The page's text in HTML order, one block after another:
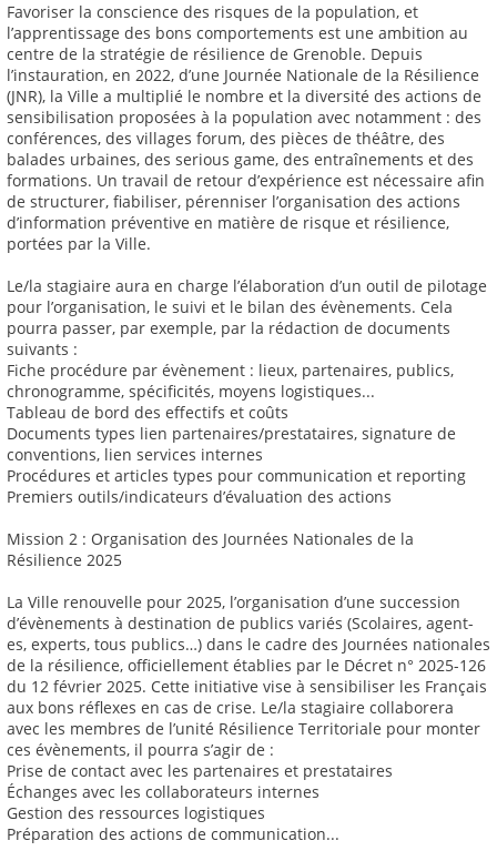
Favoriser la conscience des risques de la population, et
l’apprentissage des bons comportements est une ambition au
centre de la stratégie de résilience de Grenoble. Depuis
l’instauration, en 2022, d’une Journée Nationale de la Résilience
(JNR), la Ville a multiplié le nombre et la diversité des actions de
sensibilisation proposées à la population avec notamment : des
conférences, des villages forum, des pièces de théâtre, des
balades urbaines, des serious game, des entraînements et des
formations. Un travail de retour d’expérience est nécessaire afin
de structurer, fiabiliser, pérenniser l’organisation des actions
d’information préventive en matière de risque et résilience,
portées par la Ville.
Le/la stagiaire aura en charge l’élaboration d’un outil de pilotage
pour l’organisation, le suivi et le bilan des évènements. Cela
pourra passer, par exemple, par la rédaction de documents
suivants :
Fiche procédure par évènement : lieux, partenaires, publics,
chronogramme, spécificités, moyens logistiques...
Tableau de bord des effectifs et coûts
Documents types lien partenaires/prestataires, signature de
conventions, lien services internes
Procédures et articles types pour communication et reporting
Premiers outils/indicateurs d’évaluation des actions
Mission 2 : Organisation des Journées Nationales de la
Résilience 2025
La Ville renouvelle pour 2025, l’organisation d’une succession
d’évènements à destination de publics variés (Scolaires, agent-
es, experts, tous publics…) dans le cadre des Journées nationales
de la résilience, officiellement établies par le Décret n° 2025-126
du 12 février 2025. Cette initiative vise à sensibiliser les Français
aux bons réflexes en cas de crise. Le/la stagiaire collaborera
avec les membres de l’unité Résilience Territoriale pour monter
ces évènements, il pourra s’agir de :
Prise de contact avec les partenaires et prestataires
Échanges avec les collaborateurs internes
Gestion des ressources logistiques
Préparation des actions de communication...